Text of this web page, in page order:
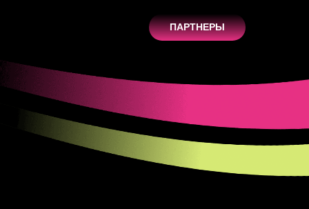
ПАРТНЕРЫ